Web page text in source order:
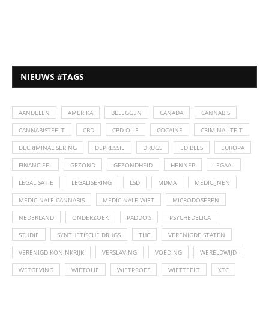
NIEUWS #TAGS
AANDELEN AMERIKA BELEGGEN CANADA CANNABIS
CANNABISTEELT CBD CBD-OLIE COCAINE CRIMINALITEIT
DECRIMINALISERING DEPRESSIE DRUGS EDIBLES EUROPA
FINANCIEEL GEZOND GEZONDHEID HENNEP LEGAAL
LEGALISATIE LEGALISERING LSD MDMA MEDICIJNEN
MEDICINALE CANNABIS MEDICINALE WIET MICRODOSEREN
NEDERLAND ONDERZOEK PADDO'S PSYCHEDELICA
STUDIE SYNTHETISCHE DRUGS THC VERENIGDE STATEN
VERENIGD KONINKRIJK VERSLAVING VOEDING WERELDWIJD
WETGEVING WIETOLIE WIETPROEF WIETTEELT XTC